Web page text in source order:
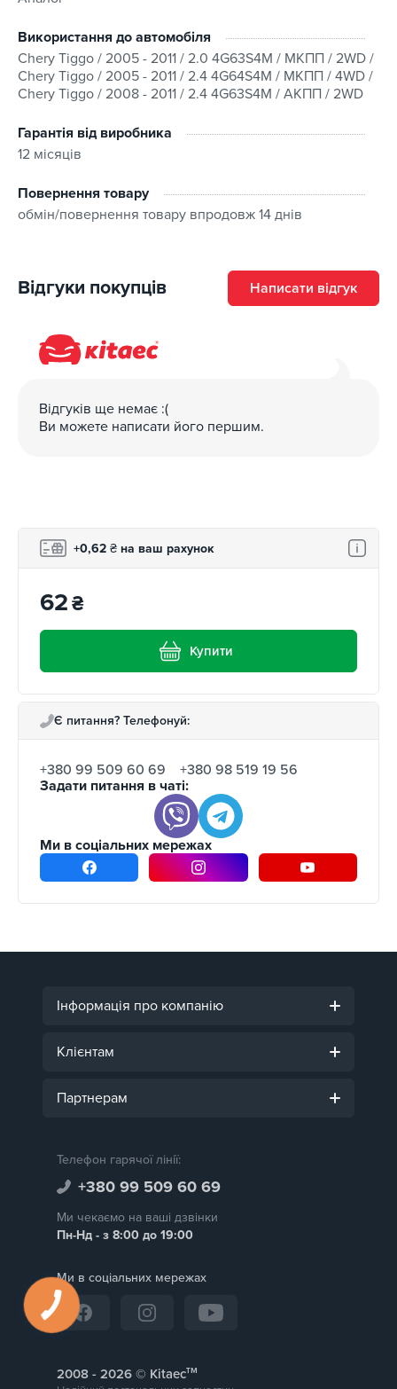
Використання до автомобіля
Chery Tiggo / 2005 - 2011 / 2.0 4G63S4M / МКПП / 2WD /
Chery Tiggo / 2005 - 2011 / 2.4 4G64S4M / МКПП / 4WD /
Chery Tiggo / 2008 - 2011 / 2.4 4G63S4M / АКПП / 2WD
Гарантія від виробника
12 місяців
Повернення товару
обмін/повернення товару впродовж 14 днів
Відгуки покупців Написати відгук
Відгуків ще немає :(
Ви можете написати його першим.
+0,62 ₴ на ваш рахунок
62₴
Купити
Є питання? Телефонуй:
+380 99 509 60 69
+380 98 519 19 56
Задати питання в чаті:
Ми в соціальних мережах
Інформація про компанію
Клієнтам
Партнерам
Телефон гарячої лінії:
+380 99 509 60 69
Ми чекаємо на ваші дзвінки
Пн-Нд - з 8:00 до 19:00
Ми в соціальних мережах
2008 - © Kitaecтм